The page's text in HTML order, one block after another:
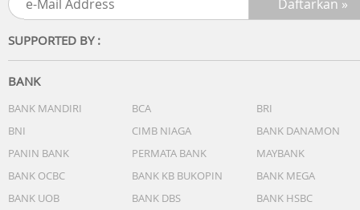
SUPPORTED BY :
BANK
BANK MANDIRI BCA
BRI
BNI
CIMB NIAGA
BANK DANAMON
PANIN BANK
PERMATA BANK
MAYBANK
BANK OCBC
BANK KB BUKOPIN
BANK MEGA
BANK UOB
BANK DBS
BANK HSBC